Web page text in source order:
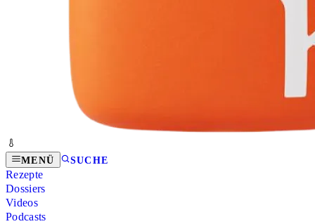
MENÜ SUCHE
Rezepte
Dossiers
Videos
Podcasts